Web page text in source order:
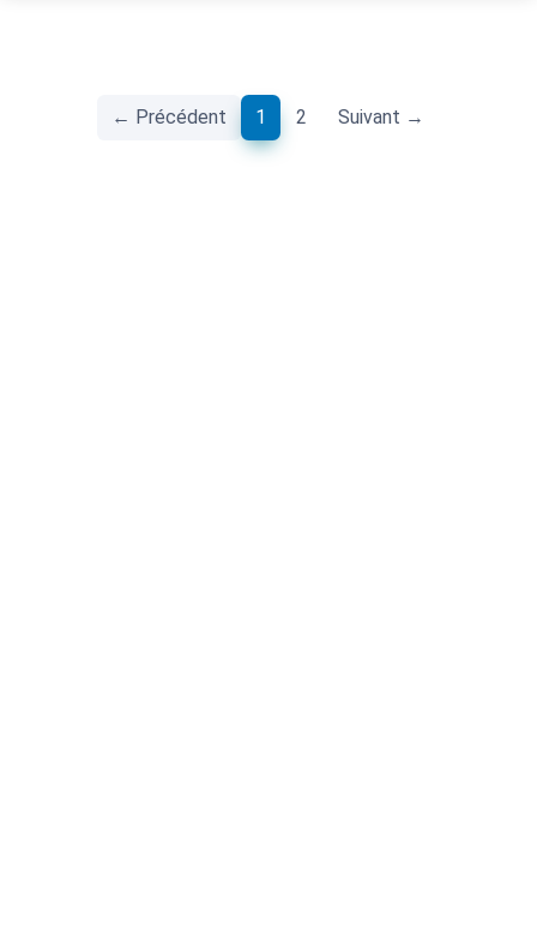
← Précédent 1 (current)
2 Suivant →